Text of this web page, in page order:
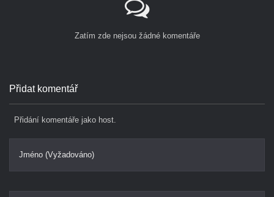
Zatím zde nejsou žádné komentáře
Přidat komentář
Přidání komentáře jako host.
Jméno (Vyžadováno)